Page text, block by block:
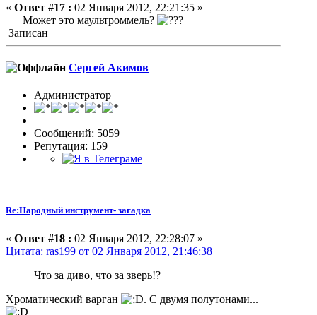
« Ответ #17 : 02 Января 2012, 22:21:35 »
Может это маультроммель?
Записан
Сергей Акимов
Администратор
Сообщений: 5059
Репутация: 159
Re:Народный инструмент- загадка
« Ответ #18 : 02 Января 2012, 22:28:07 »
Цитата: ras199 от 02 Января 2012, 21:46:38
Что за диво, что за зверь!?
Хроматический варган
. С двумя полутонами...